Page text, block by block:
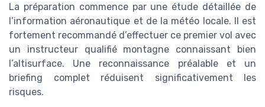
La préparation commence par une étude détaillée de
l’information aéronautique et de la météo locale. Il est
fortement recommandé d’effectuer ce premier vol avec
un instructeur qualifié montagne connaissant bien
l’altisurface. Une reconnaissance préalable et un
briefing complet réduisent significativement les
risques.